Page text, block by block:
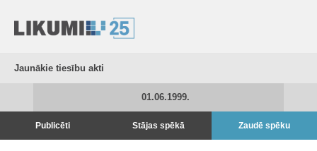
Jaunākie tiesību akti
01.06.1999.
Publicēti Stājas spēkā Zaudē spēku